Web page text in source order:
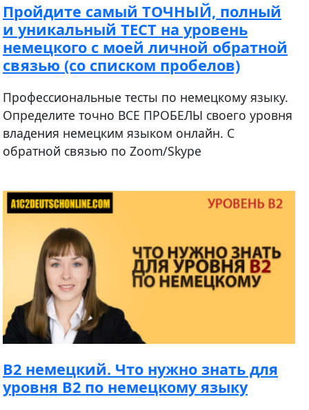
Пройдите самый ТОЧНЫЙ, полный
и уникальный ТЕСТ на уровень
немецкого с моей личной обратной
связью (со списком пробелов)
Профессиональные тесты по немецкому языку.
Определите точно ВСЕ ПРОБЕЛЫ своего уровня
владения немецким языком онлайн. С
обратной связью по Zoom/Skype
B2 немецкий. Что нужно знать для
уровня B2 по немецкому языку